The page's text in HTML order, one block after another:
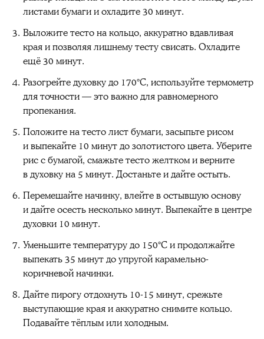
листами бумаги и охладите 30 минут.
Выложите тесто на кольцо, аккуратно вдавливая
края и позволяя лишнему тесту свисать. Охладите
ещё 30 минут.
Разогрейте духовку до 170°C, используйте термометр
для точности — это важно для равномерного
пропекания.
Положите на тесто лист бумаги, засыпьте рисом
и выпекайте 10 минут до золотистого цвета. Уберите
рис с бумагой, смажьте тесто желтком и верните
в духовку на 5 минут. Достаньте и дайте остыть.
Перемешайте начинку, влейте в остывшую основу
и дайте осесть несколько минут. Выпекайте в центре
духовки 10 минут.
Уменьшите температуру до 150°C и продолжайте
выпекать 35 минут до упругой карамельно-
коричневой начинки.
Дайте пирогу отдохнуть 10-15 минут, срежьте
выступающие края и аккуратно снимите кольцо.
Подавайте тёплым или холодным.